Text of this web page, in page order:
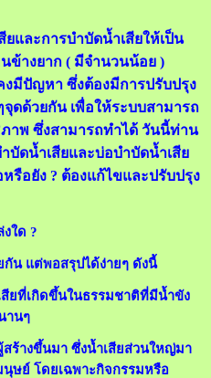
และการบำบัดน้ำเสียให้เป็น
างยาก ( มีจำนวนน้อย )
มีปัญหา ซึ่งต้องมีการปรับปรุง
ดด้วยกัน เพื่อให้ระบบสามารถ
าพ ซึ่งสามารถทำได้ วันนี้ท่าน
บัดน้ำเสียและบ่อบำบัดน้ำเสีย
อยัง ? ต้องแก้ไขและปรับปรุง
ใด ?
น แต่พอสรุปได้ง่ายๆ ดังนี้
สียที่เกิดขึ้นในธรรมชาติที่มีน้ำขัง
านๆ
ร้างขึ้นมา ซึ่งน้ำเสียส่วนใหญ่มา
ษย์ โดยเฉพาะกิจกรรมหรือ